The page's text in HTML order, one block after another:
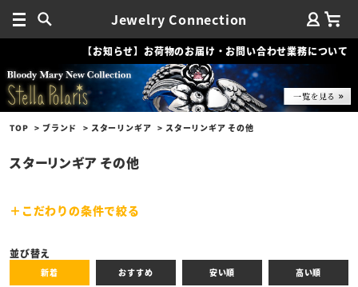
Jewelry Connection
【お知らせ】お荷物のお届け・お問い合わせ業務について
TOP ブランド スターリンギア スターリンギア その他
スターリンギア その他
こだわりの条件で絞る
並び替え
新着 おすすめ 安い順 高い順